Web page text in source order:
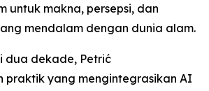
untuk makna, persepsi, dan
mendalam dengan dunia alam.
dua dekade, Petrić
praktik yang mengintegrasikan AI